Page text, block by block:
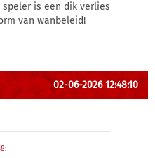
is een dik verlies
van wanbeleid!
02-06-2026 12:48:10
: